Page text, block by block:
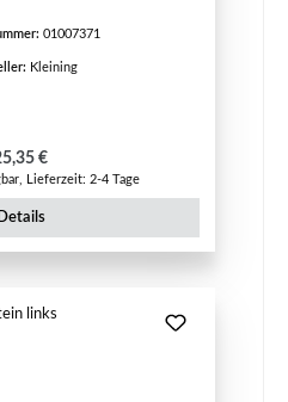
01007371
Kleining
Preis:
€
Lieferzeit: 2-4 Tage
Details